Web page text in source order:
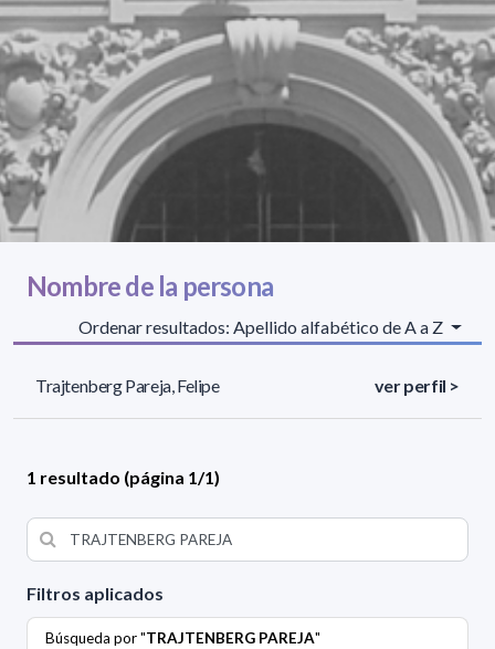
Filtros aplicados
Búsqueda por "TRAJTENBERG PAREJA"
Nombre de la persona
Ordenar resultados: Apellido alfabético de A a Z
Trajtenberg Pareja, Felipe ver perfil >
1 resultado (página 1/1)